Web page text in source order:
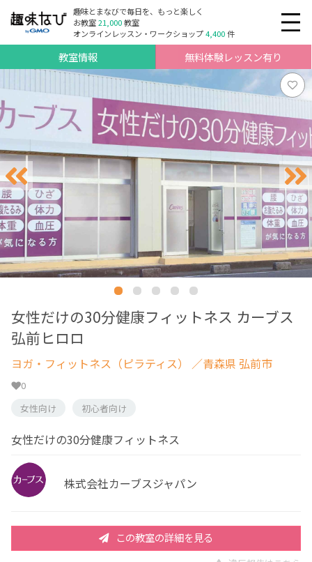
趣味とまなびで毎日を、もっと楽しく
お教室21,000教室
オンラインレッスン・ワークショップ4,400件
教室情報 無料体験レッスン有り
女性だけの30分健康フィットネス カーブス
弘前ヒロロ
ヨガ・フィットネス（ピラティス） ／青森県 弘前市
0
女性向け
初心者向け
女性だけの30分健康フィットネス
株式会社カーブスジャパン
この教室の詳細を見る